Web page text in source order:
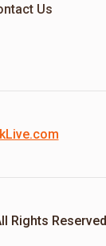
Us
Rights Reserved